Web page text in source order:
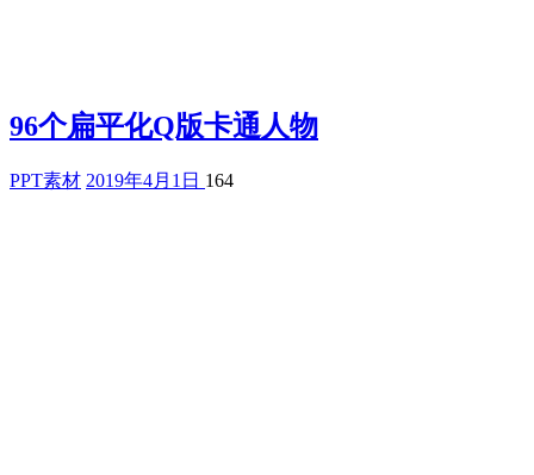
96个扁平化Q版卡通人物
PPT素材 2019年4月1日 164